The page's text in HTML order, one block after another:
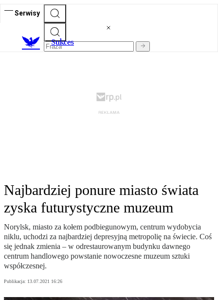
Serwisy
Sukces
Najbardziej ponure miasto świata
zyska futurystyczne muzeum
Norylsk, miasto za kołem podbiegunowym, centrum wydobycia
niklu, uchodzi za najbardziej depresyjną metropolię na świecie. Coś
się jednak zmienia – w odrestaurowanym budynku dawnego
centrum handlowego powstanie nowoczesne muzeum sztuki
współczesnej.
Publikacja: 13.07.2021 16:26